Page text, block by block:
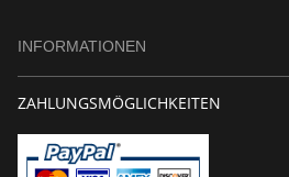
INFORMATIONEN
ZAHLUNGSMÖGLICHKEITEN